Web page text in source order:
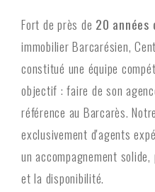
Fort de près de 20 années
immobilier Barcarésien,
constitué une équipe
objectif : faire de son
référence au Barcarès.
exclusivement d'agents
un accompagnement
et la disponibilité.